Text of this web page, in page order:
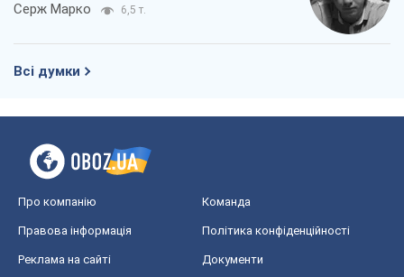
Серж Марко 6,5 т.
Всі думки
Про компанію Команда
Правова інформація Політика конфіденційності
Реклама на сайті Документи